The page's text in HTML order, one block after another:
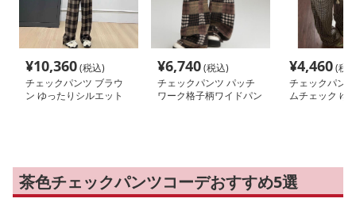
¥10,360(税込)
チェックパンツ ブラウ
ン ゆったりシルエット
¥6,740(税込)
チェックパンツ パッチ
ワーク格子柄ワイドパン
¥4,460(税
チェックパン
ムチェック ゆ
茶色チェックパンツコーデおすすめ5選